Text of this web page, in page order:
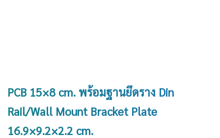
PCB 15×8 cm. พร้อมฐานยึดราง Din
Rail/Wall Mount Bracket Plate
16.9×9.2×2.2 cm.